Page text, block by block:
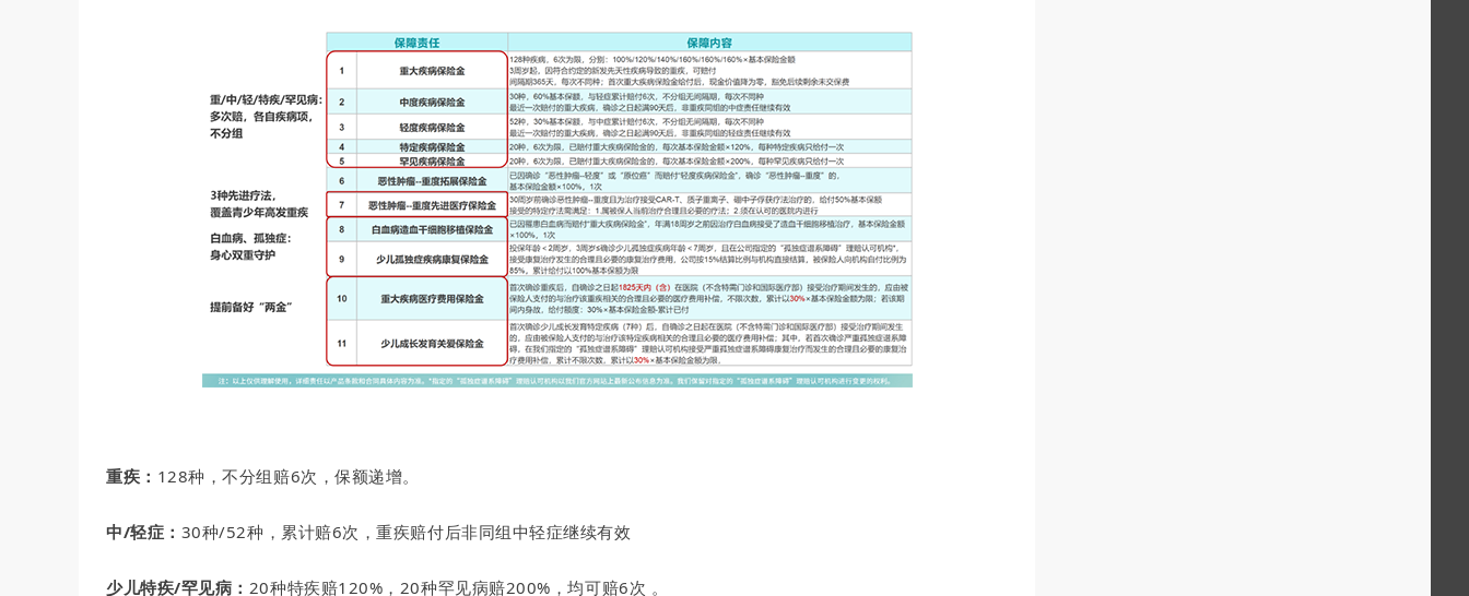
重疾： 128种，不分组赔6次，保额递增。
中/轻症： 30种/52种，累计赔6次，重疾赔付后非同组中轻症继续有效
少儿特疾/罕见病 ： 20种特疾赔120%，20种罕见病赔200%，均可赔6次 。